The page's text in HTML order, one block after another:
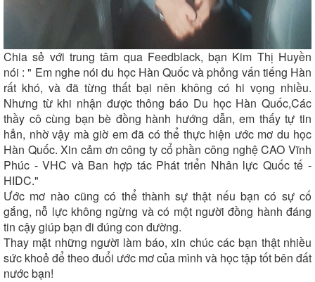
Chia sẻ với trung tâm qua Feedblack, bạn Kim Thị Huyền
nói : " Em nghe nói du học Hàn Quốc và phỏng vấn tiếng Hàn
rất khó, và đã từng thất bại nên không có hi vọng nhiều.
Nhưng từ khi nhận được thông báo Du học Hàn Quốc,Các
thầy cô cùng bạn bè đồng hành hướng dẫn, em thấy tự tin
hẳn, nhờ vậy mà giờ em đã có thể thực hiện ước mơ du học
Hàn Quốc. Xin cảm ơn công ty cổ phần công nghệ CAO Vĩnh
Phúc - VHC và Ban hợp tác Phát triển Nhân lực Quốc tế -
HIDC."
Ước mơ nào cũng có thể thành sự thật nếu bạn có sự cố
gắng, nỗ lực không ngừng và có một người đồng hành đáng
tin cậy giúp bạn đi đúng con đường.
Thay mặt những người làm báo, xin chúc các bạn thật nhiều
sức khoẻ để theo đuổi ước mơ của mình và học tập tốt bên đất
nước bạn!